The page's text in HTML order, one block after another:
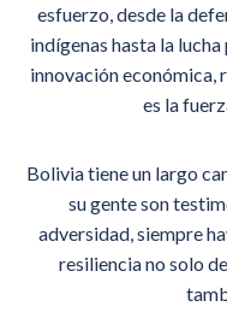
esfuerzo, desde la
indígenas hasta la
innovación económica,
es la
Bolivia tiene un largo
su gente son
adversidad, siempre
resiliencia no solo